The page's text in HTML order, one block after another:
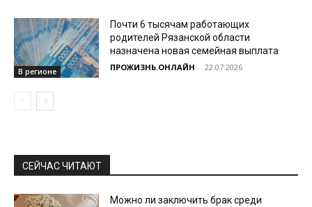
В регионе
Почти 6 тысячам работающих
родителей Рязанской области
назначена новая семейная выплата
ПРОЖИЗНЬ.ОНЛАЙН - 22.07.2026
СЕЙЧАС ЧИТАЮТ
Можно ли заключить брак среди